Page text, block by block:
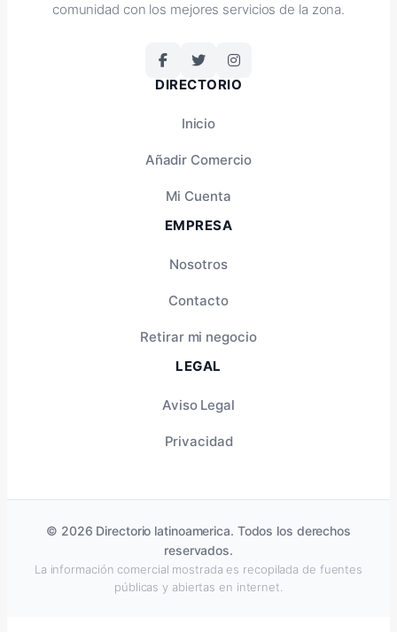
comunidad con los mejores servicios de la zona.
DIRECTORIO
Inicio
Añadir Comercio
Mi Cuenta
EMPRESA
Nosotros
Contacto
Retirar mi negocio
LEGAL
Aviso Legal
Privacidad
© 2026 Directorio latinoamerica. Todos los derechos
reservados.
La información comercial mostrada es recopilada de fuentes
públicas y abiertas en internet.